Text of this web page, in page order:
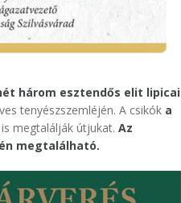
három esztendős elit lipicai
tenyészszemléjén. A csikók a
megtalálják útjukat. Az
megtalálható.